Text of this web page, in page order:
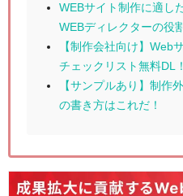
WEBサイト制作に適し
WEBディレクターの役
【制作会社向け】Web
チェックリスト無料DL！
【サンプルあり】制作
の書き方はこれだ！